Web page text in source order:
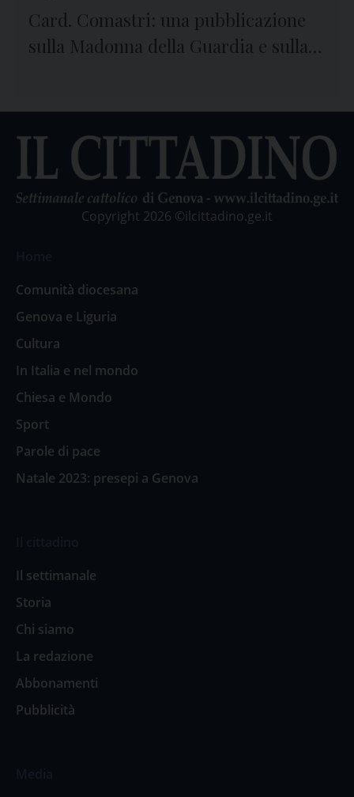
Card. Comastri: una pubblicazione
sulla Madonna della Guardia e sulla
Copyright 2026 ©ilcittadino.ge.it
Comunità diocesana
Genova e Liguria
Cultura
In Italia e nel mondo
Chiesa e Mondo
Sport
Parole di pace
Natale 2023: presepi a Genova
Il settimanale
Storia
Chi siamo
La redazione
Abbonamenti
Pubblicità